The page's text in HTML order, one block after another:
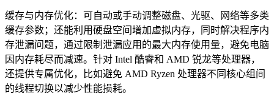
缓存与内存优化：可自动或手动调整磁盘、光驱、网络等多类
缓存参数；还能利用硬盘空间增加虚拟内存，同时解决程序内
存泄漏问题，通过限制泄漏应用的最大内存使用量，避免电脑
因内存耗尽而减速。针对 Intel 酷睿和 AMD 锐龙等处理器，
还提供专属优化，比如避免 AMD Ryzen 处理器不同核心组间
的线程切换以减少性能损耗。